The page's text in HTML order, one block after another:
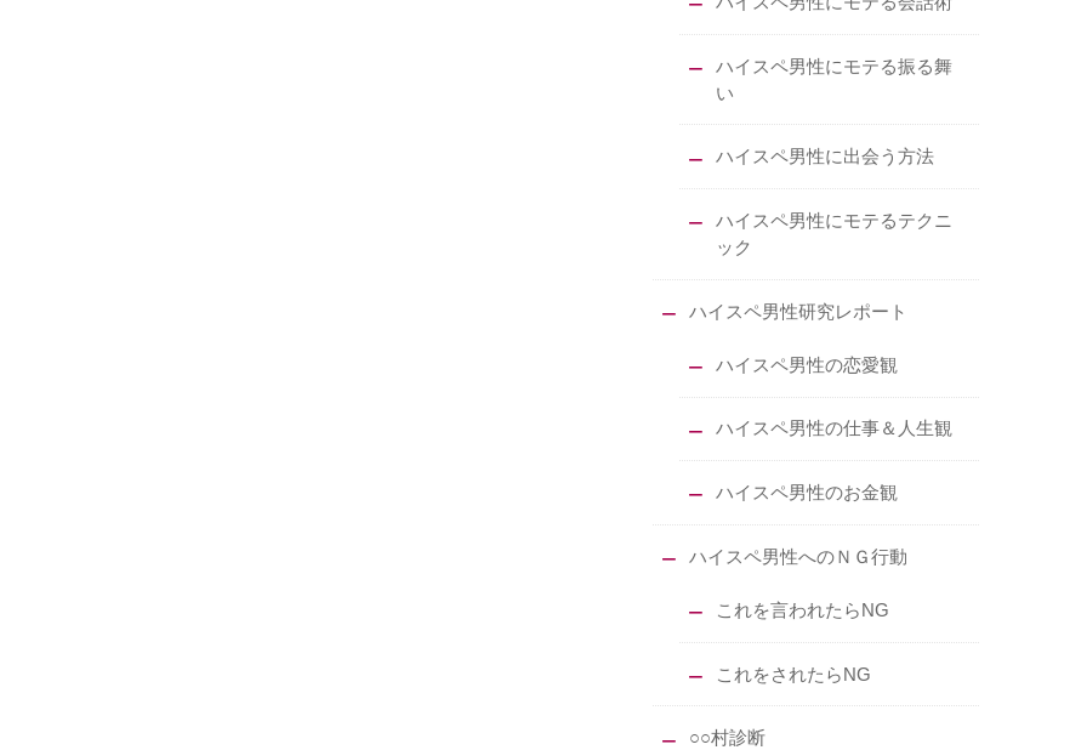
ハイスペ男性にモテる振る舞
い
ハイスペ男性に出会う方法
ハイスペ男性にモテるテクニ
ック
ハイスペ男性研究レポート
ハイスペ男性の恋愛観
ハイスペ男性の仕事＆人生観
ハイスペ男性のお金観
ハイスペ男性へのＮＧ行動
これを言われたらNG
これをされたらNG
○○村診断